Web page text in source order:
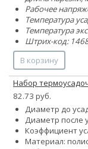
Рабочее
Температура
Температура
Штрих-код:
В корзину
Набор
82.73 руб.
Диаметр до
Диаметр после
Коэффициент
Материал: